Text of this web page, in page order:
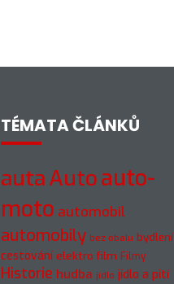
TÉMATA ČLÁNKŮ
autaAutoauto-
moto automobil
automobily bez obalu bydlení
cestování elektro film Filmy
Historie hudba jídlo jídlo a pití